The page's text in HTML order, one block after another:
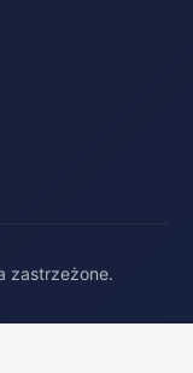
zastrzeżone.